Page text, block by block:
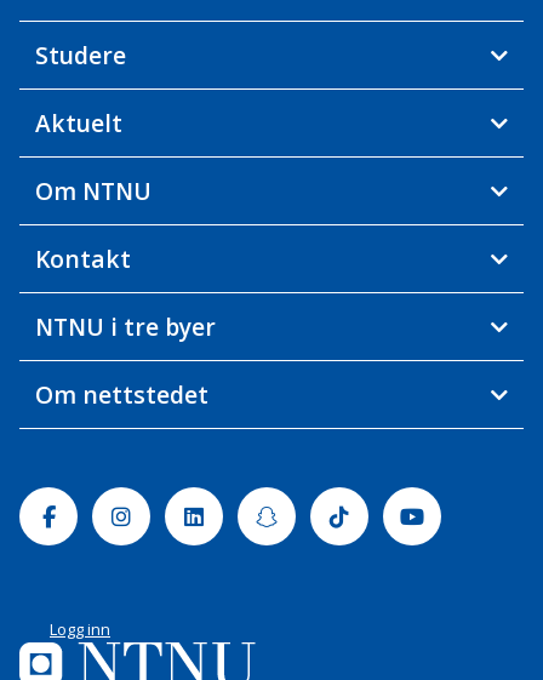
Studere
Aktuelt
Om NTNU
Kontakt
NTNU i tre byer
Om nettstedet
FacebookInstagramLinkedinSnapchatTiktok Youtube
Logg inn